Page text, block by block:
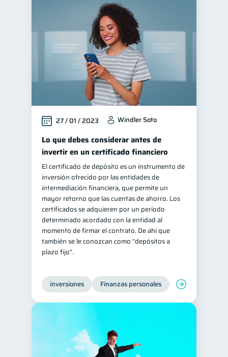
27 / 01 / 2023 Windler Soto
Lo que debes considerar antes de
invertir en un certificado financiero
El certificado de depósito es un instrumento de
inversión ofrecido por las entidades de
intermediación financiera, que permite un
mayor retorno que las cuentas de ahorro. Los
certificados se adquieren por un período
determinado acordado con la entidad al
momento de firmar el contrato. De ahí que
también se le conozcan como “depósitos a
plazo fijo”.
inversiones Finanzas personales Educación